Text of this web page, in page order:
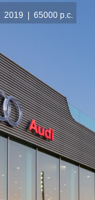
2019 | 65000 p.c.